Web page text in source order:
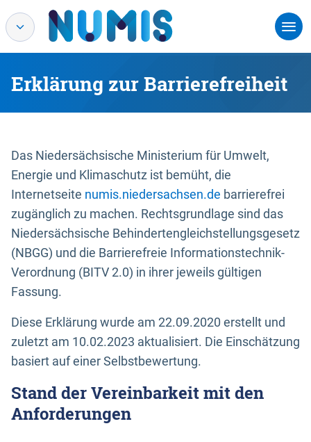
Erklärung zur Barrierefreiheit
Das Niedersächsische Ministerium für Umwelt,
Energie und Klimaschutz ist bemüht, die
Internetseite numis.niedersachsen.de barrierefrei
zugänglich zu machen. Rechtsgrundlage sind das
Niedersächsische Behindertengleichstellungsgesetz
(NBGG) und die Barrierefreie Informationstechnik-
Verordnung (BITV 2.0) in ihrer jeweils gültigen
Fassung.
Diese Erklärung wurde am 22.09.2020 erstellt und
zuletzt am 10.02.2023 aktualisiert. Die Einschätzung
basiert auf einer Selbstbewertung.
Stand der Vereinbarkeit mit den
Anforderungen